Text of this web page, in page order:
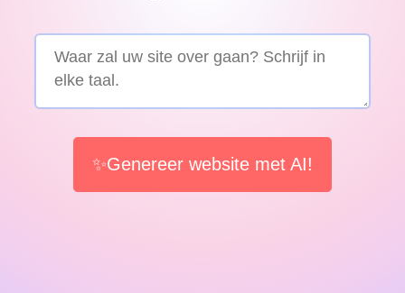
✨Genereer website met AI!